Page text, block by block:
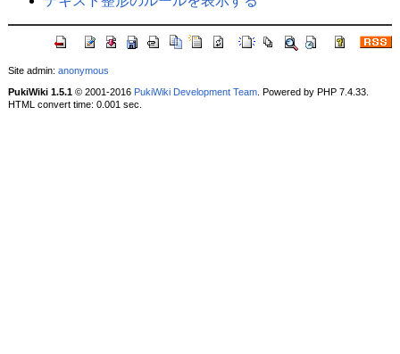
Site admin: anonymous
PukiWiki 1.5.1© 2001-2016 PukiWiki Development Team. Powered by PHP 7.4.33.
HTML convert time: 0.001 sec.